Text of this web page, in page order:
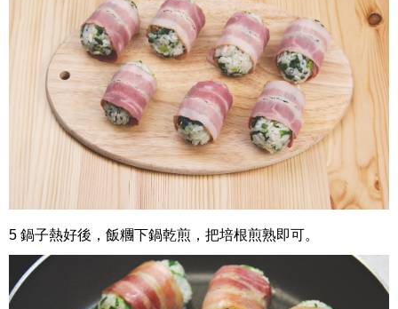
5 鍋子熱好後，飯糰下鍋乾煎，把培根煎熟即可。